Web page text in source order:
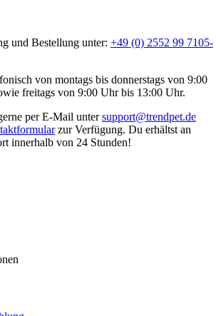
und Bestellung unter: +49 (0) 2552 99 7105-
von montags bis donnerstags von 9:00
freitags von 9:00 Uhr bis 13:00 Uhr.
per E-Mail untersupport@trendpet.de
zur Verfügung. Du erhältst an
innerhalb von 24 Stunden!